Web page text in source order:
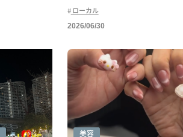
ローカル
2026/06/30
美容